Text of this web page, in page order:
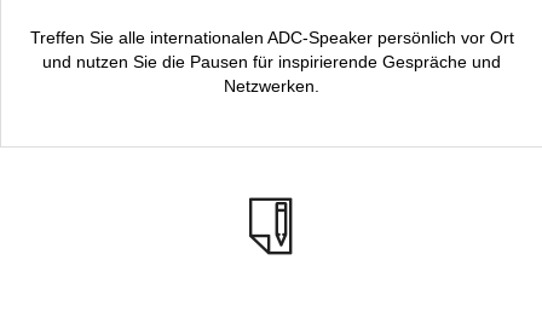
Treffen Sie alle internationalen ADC-Speaker persönlich vor Ort
und nutzen Sie die Pausen für inspirierende Gespräche und
Netzwerken.